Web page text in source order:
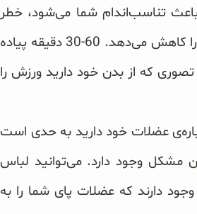
باعث تناسب‌اندام شما می‌شود، خطر
بیماریهای مهمی مانند دیابت، بیماریها‌ی قلبی عروقی، سکته‌ی مغزی و سرطان را کاهش می‌دهد. 60-30 دقیقه پیاده
که از بدن خود دارید ورزش را
عضلات خود دارید به حدی است
مشکل وجود دارد. می‌توانید لباس
دارند که عضلات پای شما را به